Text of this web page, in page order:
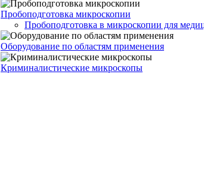
Пробоподготовка микроскопии
Пробоподготовка в микроскопии для
Оборудование по областям применения
Криминалистические микроскопы